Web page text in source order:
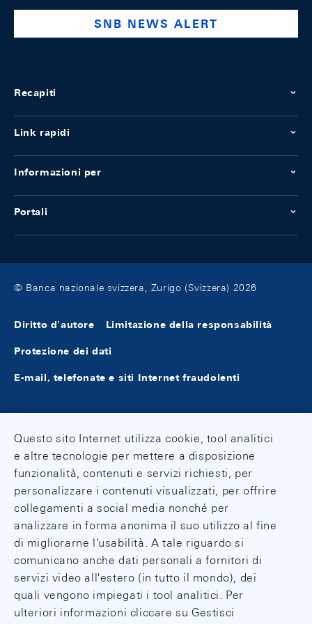
SNB NEWS ALERT
Recapiti
Link rapidi
Informazioni per
Portali
© Banca nazionale svizzera, Zurigo (Svizzera) 2026
Diritto d'autore Limitazione della responsabilità
Protezione dei dati
E-mail, telefonate e siti Internet fraudolenti
Questo sito Internet utilizza cookie, tool analitici
e altre tecnologie per mettere a disposizione
funzionalità, contenuti e servizi richiesti, per
personalizzare i contenuti visualizzati, per offrire
collegamenti a social media nonché per
analizzare in forma anonima il suo utilizzo al fine
di migliorarne l'usabilità. A tale riguardo si
comunicano anche dati personali a fornitori di
servizi video all'estero (in tutto il mondo), dei
quali vengono impiegati i tool analitici. Per
ulteriori informazioni cliccare su Gestisci